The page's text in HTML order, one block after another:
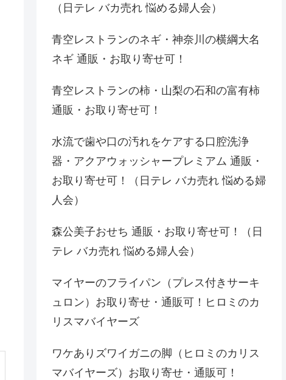
（日テレ バカ売れ 悩める婦人会）
青空レストランのネギ・神奈川の横綱大名
ネギ 通販・お取り寄せ可！
青空レストランの柿・山梨の石和の富有柿
通販・お取り寄せ可！
水流で歯や口の汚れをケアする口腔洗浄
器・アクアウォッシャープレミアム 通販・
お取り寄せ可！（日テレ バカ売れ 悩める婦
人会）
森公美子おせち 通販・お取り寄せ可！（日
テレ バカ売れ 悩める婦人会）
マイヤーのフライパン（プレス付きサーキ
ュロン）お取り寄せ・通販可！ヒロミのカ
リスマバイヤーズ
ワケありズワイガニの脚（ヒロミのカリス
マバイヤーズ）お取り寄せ・通販可！